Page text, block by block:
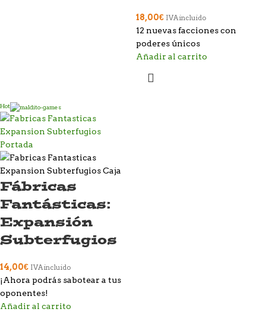
18,00€ IVA incluido
12 nuevas facciones con
poderes únicos
Añadir al carrito
Hot
Fábricas
Fantásticas:
Expansión
Subterfugios
14,00€ IVA incluido
¡Ahora podrás sabotear a tus
oponentes!
Añadir al carrito